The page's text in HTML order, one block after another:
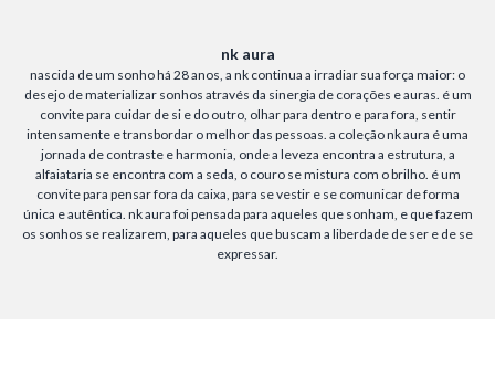
nk aura
nascida de um sonho há 28 anos, a nk continua a irradiar sua força maior: o
desejo de materializar sonhos através da sinergia de corações e auras. é um
convite para cuidar de si e do outro, olhar para dentro e para fora, sentir
intensamente e transbordar o melhor das pessoas. a coleção nk aura é uma
jornada de contraste e harmonia, onde a leveza encontra a estrutura, a
alfaiataria se encontra com a seda, o couro se mistura com o brilho. é um
convite para pensar fora da caixa, para se vestir e se comunicar de forma
única e autêntica. nk aura foi pensada para aqueles que sonham, e que fazem
os sonhos se realizarem, para aqueles que buscam a liberdade de ser e de se
expressar.